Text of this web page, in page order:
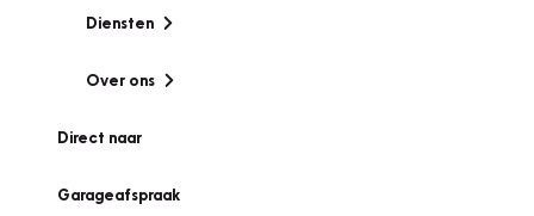
Diensten
Over ons
Direct naar
Garageafspraak